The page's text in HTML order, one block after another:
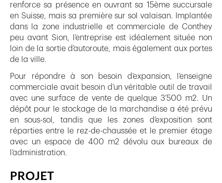
renforce sa présence en ouvrant sa 15ème succursale
en Suisse, mais sa première sur sol valaisan. Implantée
dans la zone industrielle et commerciale de Conthey
peu avant Sion, l’entreprise est idéalement située non
loin de la sortie d’autoroute, mais également aux portes
de la ville.
Pour répondre à son besoin d’expansion, l’enseigne
commerciale avait besoin d’un véritable outil de travail
avec une surface de vente de quelque 3’500 m2. Un
dépôt pour le stockage de la marchandise a été prévu
en sous-sol, tandis que les zones d’exposition sont
réparties entre le rez-de-chaussée et le premier étage
avec un espace de 400 m2 dévolu aux bureaux de
l’administration.
PROJET